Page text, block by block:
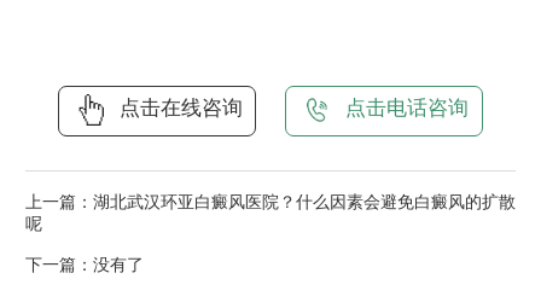
点击在线咨询 点击电话咨询
上一篇： 湖北武汉环亚白癜风医院？什么因素会避免白癜风的扩散
呢
下一篇：没有了